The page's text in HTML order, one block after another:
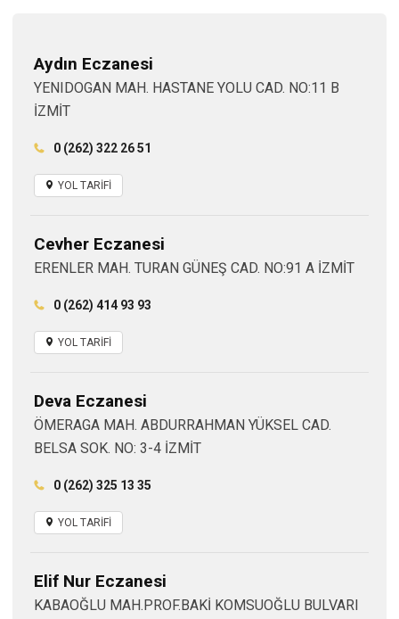
Aydın Eczanesi
YENIDOGAN MAH. HASTANE YOLU CAD. NO:11 B
İZMİT
0 (262) 322 26 51
YOL TARİFİ
Cevher Eczanesi
ERENLER MAH. TURAN GÜNEŞ CAD. NO:91 A İZMİT
0 (262) 414 93 93
YOL TARİFİ
Deva Eczanesi
ÖMERAGA MAH. ABDURRAHMAN YÜKSEL CAD.
BELSA SOK. NO: 3-4 İZMİT
0 (262) 325 13 35
YOL TARİFİ
Elif Nur Eczanesi
KABAOĞLU MAH.PROF.BAKİ KOMSUOĞLU BULVARI